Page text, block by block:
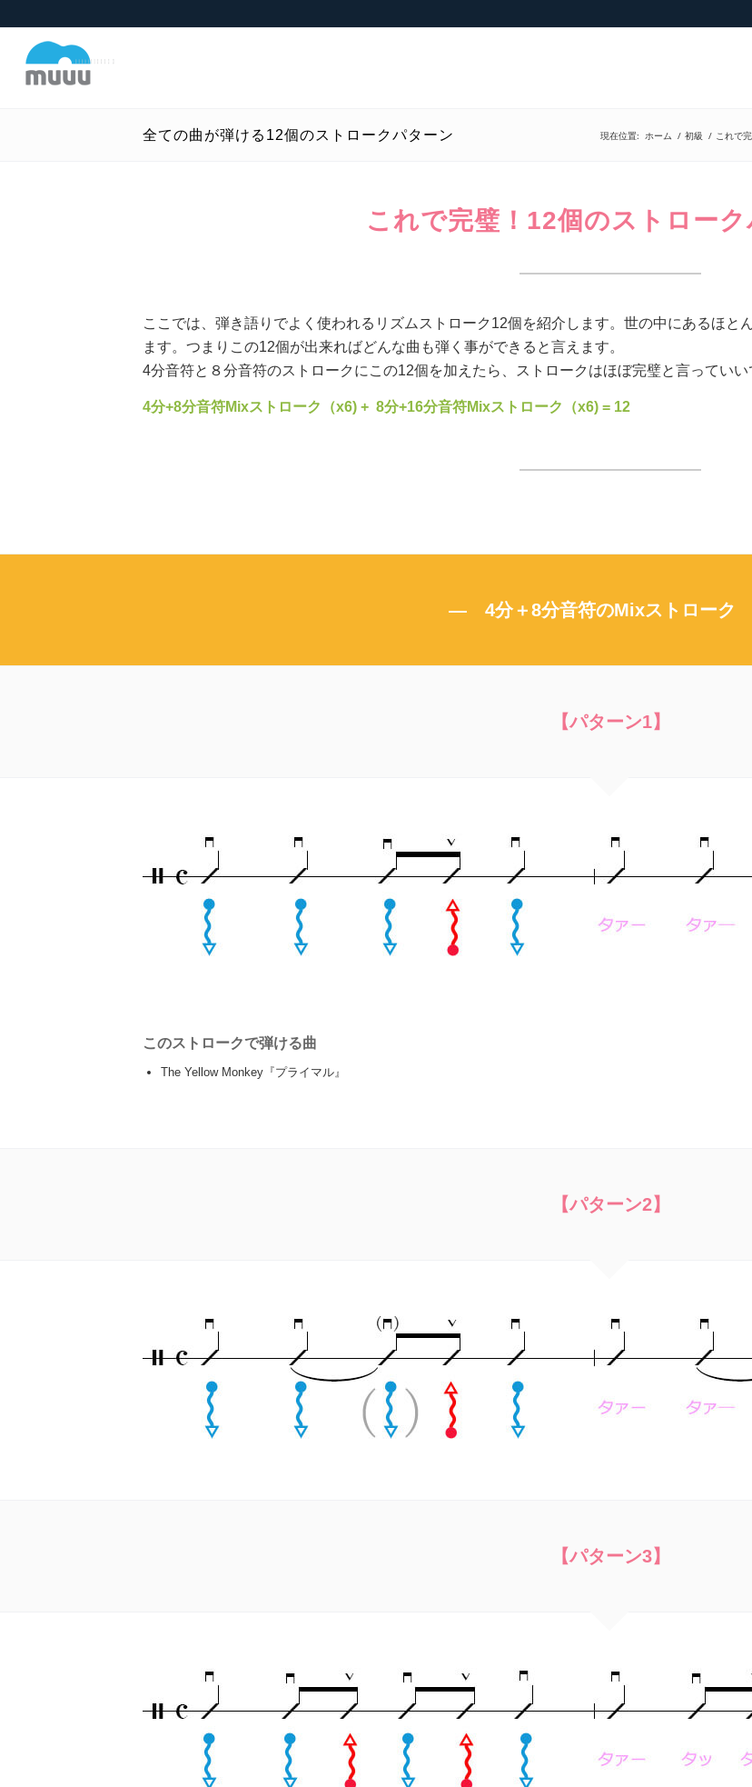
全ての曲が弾ける12個のストロークパターン 現在位置: ホーム / 初級 / これで
これで完璧！12個のストロー
ここでは、弾き語りでよく使われるリズムストローク12個を紹介します。世の中にあるほと
ます。つまりこの12個が出来ればどんな曲も弾く事ができると言えます。
4分音符と８分音符のストロークにこの12個を加えたら、ストロークはほぼ完璧と言っていい
4分+8分音符Mixストローク（x6) + 8分+16分音符Mixストローク（x6) = 12
― 4分＋8分音符のMixストロー
【パターン1】
このストロークで弾ける曲
The Yellow Monkey『プライマル』
【パターン2】
【パターン3】